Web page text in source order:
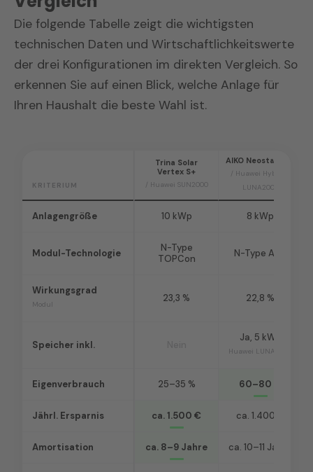
Die folgende Tabelle zeigt die wichtigsten
technischen Daten und Wirtschaftlichkeitswerte
der drei Konfigurationen im direkten Vergleich. So
erkennen Sie auf einen Blick, welche Anlage für
Ihren Haushalt die beste Wahl ist.
KRITERIUM
Anlagengröße
Modul-Technologie
Wirkungsgrad
Modul
Speicher inkl.
Eigenverbrauch
Jährl. Ersparnis
Amortisation
Trina Solar
Vertex S+
/ Huawei SUN2000
10 kWp
N-Type
TOPCon
23,3 %
25–35 %
ca. 1.500 €
ca. 8–9 Jahre
AIKO Neostar 2S+
/ Huawei Hybrid +
LUNA2000
8 kWp
N-Type ABC
22,8 %
Ja, 5 kWh
Huawei LUNA2000
60–80 %
ca. 1.400 €
ca. 10–11 Jahre